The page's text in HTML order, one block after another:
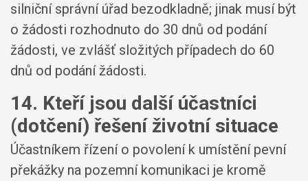
silniční správní úřad bezodkladně; jinak musí být
o žádosti rozhodnuto do 30 dnů od podání
žádosti, ve zvlášť složitých případech do 60
dnů od podání žádosti.
14. Kteří jsou další účastníci
(dotčení) řešení životní situace
Účastníkem řízení o povolení k umístění pevní
překážky na pozemní komunikaci je kromě